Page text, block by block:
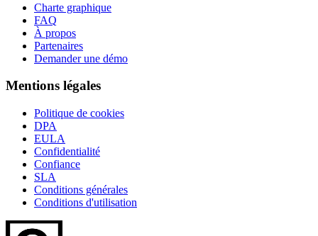
Charte graphique
FAQ
À propos
Partenaires
Demander une démo
Mentions légales
Politique de cookies
DPA
EULA
Confidentialité
Confiance
SLA
Conditions générales
Conditions d'utilisation